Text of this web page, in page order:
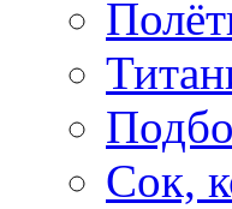
Сок,